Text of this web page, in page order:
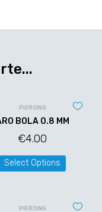
PIERCING
BOLA 0.8 MM
€4.00
Select Options
PIERCING